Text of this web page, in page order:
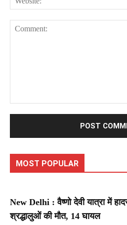
MOST POPULAR
New Delhi : वैष्णो देवी यात्रा में
श्रद्धालुओं की मौत, 14 घायल